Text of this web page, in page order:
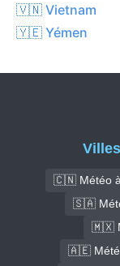
🇻🇳 Vietnam
🇾🇪 Yémen
🇨🇳 Météo à
🇸🇦
🇲🇽
🇦🇪